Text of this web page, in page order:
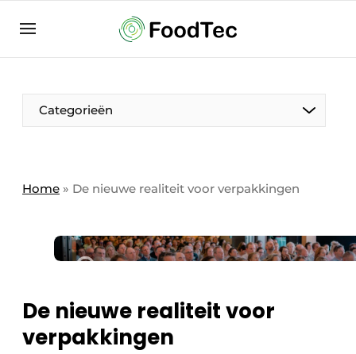
Bedrijven
Bedrijven
Direct contact
Evenement aanmelden
Home
Nieuwsbrief
Podcasts
Categorieën
Home » De nieuwe realiteit voor verpakkingen
De nieuwe realiteit voor
verpakkingen